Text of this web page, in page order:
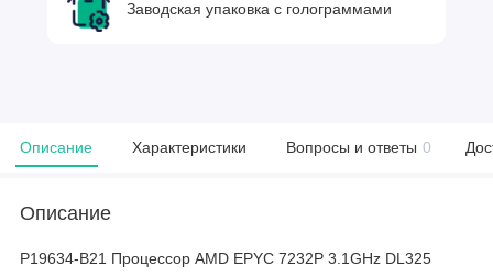
Заводская упаковка с голограммами
Описание Характеристики Вопросы и ответы 0
Описание
P19634-B21 Процессор AMD EPYC 7232P 3.1GHz DL325